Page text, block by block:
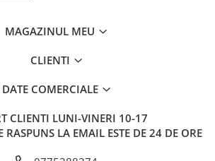
MAGAZINUL MEU
CLIENTI
DATE COMERCIALE
CLIENTI LUNI-VINERI 10-17
LA EMAIL ESTE DE 24 DE ORE